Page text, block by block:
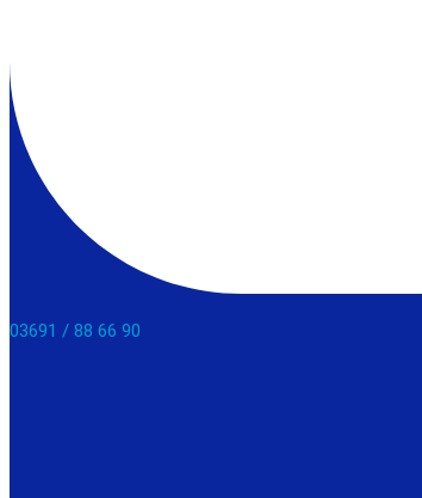
03691 / 88 66 90​